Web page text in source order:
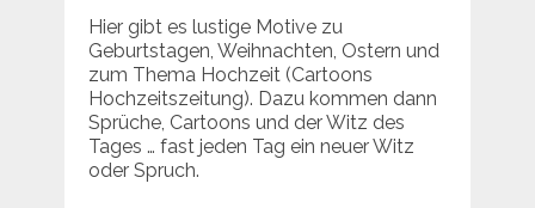
Hier gibt es lustige Motive zu
Geburtstagen, Weihnachten, Ostern und
zum Thema Hochzeit (Cartoons
Hochzeitszeitung). Dazu kommen dann
Sprüche, Cartoons und der Witz des
Tages … fast jeden Tag ein neuer Witz
oder Spruch.